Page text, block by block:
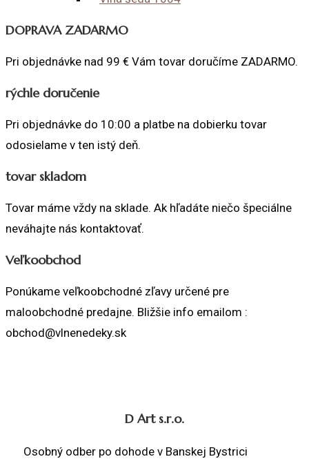
chosen
product
page
DOPRAVA ZADARMO
Pri objednávke nad 99 € Vám tovar doručíme ZADARMO.
rýchle doručenie
Pri objednávke do 10:00 a platbe na dobierku tovar
odosielame v ten istý deň.
tovar skladom
Tovar máme vždy na sklade. Ak hľadáte niečo špeciálne
neváhajte nás kontaktovať.
Veľkoobchod
Ponúkame veľkoobchodné zľavy určené pre
maloobchodné predajne. Bližšie info emailom :
obchod@vlnenedeky.sk
D Art s.r.o.
Osobný odber po dohode v Banskej Bystrici